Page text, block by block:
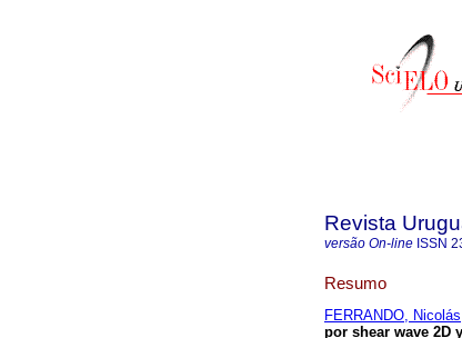
Revista
versão On-line ISSN
Resumo
FERRANDO, Nicolás
por shear wave 2D